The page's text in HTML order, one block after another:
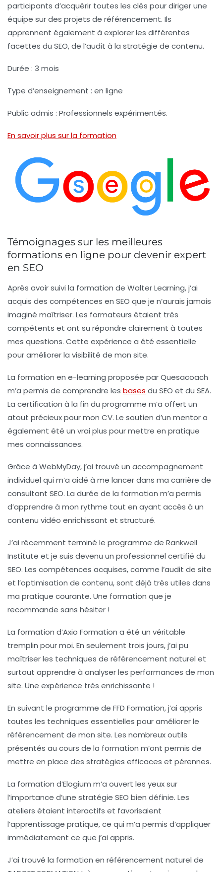
participants d’acquérir toutes les clés pour diriger une
équipe sur des projets de référencement. Ils
apprennent également à explorer les différentes
facettes du SEO, de l’audit à la stratégie de contenu.
Durée : 3 mois
Type d’enseignement : en ligne
Public admis : Professionnels expérimentés.
En savoir plus sur la formation
Témoignages sur les meilleures
formations en ligne pour devenir expert
en SEO
Après avoir suivi la formation de Walter Learning, j’ai
acquis des compétences en SEO que je n’aurais jamais
imaginé maîtriser. Les formateurs étaient très
compétents et ont su répondre clairement à toutes
mes questions. Cette expérience a été essentielle
pour améliorer la visibilité de mon site.
La formation en e-learning proposée parQuesacoach
m’a permis de comprendre les bases du SEO et du SEA.
La certification à la fin du programme m’a offert un
atout précieux pour mon CV. Le soutien d’un mentor a
également été un vrai plus pour mettre en pratique
mes connaissances.
Grâce à WebMyDay, j’ai trouvé un accompagnement
individuel qui m’a aidé à me lancer dans ma carrière de
consultant SEO. La durée de la formation m’a permis
d’apprendre à mon rythme tout en ayant accès à un
contenu vidéo enrichissant et structuré.
J’ai récemment terminé le programme de Rankwell
Institute et je suis devenu un professionnel certifié du
SEO. Les compétences acquises, comme l’audit de site
et l’optimisation de contenu, sont déjà très utiles dans
ma pratique courante. Une formation que je
recommande sans hésiter !
La formation d’Axio Formation a été un véritable
tremplin pour moi. En seulement trois jours, j’ai pu
maîtriser les techniques de référencement naturel et
surtout apprendre à analyser les performances de mon
site. Une expérience très enrichissante !
En suivant le programme de FFD Formation, j’ai appris
toutes les techniques essentielles pour améliorer le
référencement de mon site. Les nombreux outils
présentés au cours de la formation m’ont permis de
mettre en place des stratégies efficaces et pérennes.
La formation d’Elogium m’a ouvert les yeux sur
l’importance d’une stratégie SEO bien définie. Les
ateliers étaient interactifs et favorisaient
l’apprentissage pratique, ce qui m’a permis d’appliquer
immédiatement ce que j’ai appris.
J’ai trouvé la formation en référencement naturel de